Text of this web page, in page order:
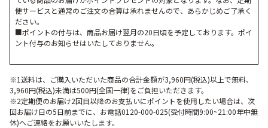
便サービスと通常のご注文の合算は承れませんので、あらかじめご了承く
ださい。
■ポイントの付与は、商品お届け翌月の20日頃を予定しております。ポイ
ント付与のお知らせはいたしておりません。
※1送料は、ご購入いただいた商品の合計金額が3,960円(税込)以上で無料、
3,960円(税込)未満は500円(全国一律)をご負担いただきます。
※2定期便のお届け2回目以降のお支払いにポイントを使用したい場合は、次
回お届け日の5日前までに、お電話0120-000-025(受付時間9:00~21:00年中無
休)へご連絡をお願いいたします。